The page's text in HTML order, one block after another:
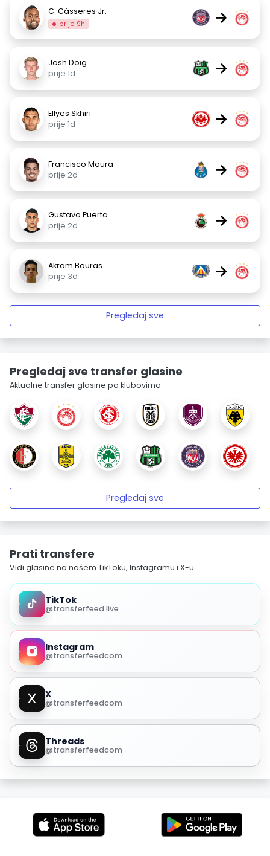
C. Cásseres Jr.
prije 9h →
Josh Doig
prije 1d
→
Ellyes Skhiri
prije 1d
→
Francisco Moura
prije 2d
→
Gustavo Puerta
prije 2d
→
Akram Bouras
prije 3d
→
Pregledaj sve
Pregledaj sve transfer glasine
Aktualne transfer glasine po klubovima.
Pregledaj sve
Prati transfere
Vidi glasine na našem TikToku, Instagramu i X-u.
TikTok
@transferfeed.live
Instagram
@transferfeedcom
X
@transferfeedcom
Threads
@transferfeedcom